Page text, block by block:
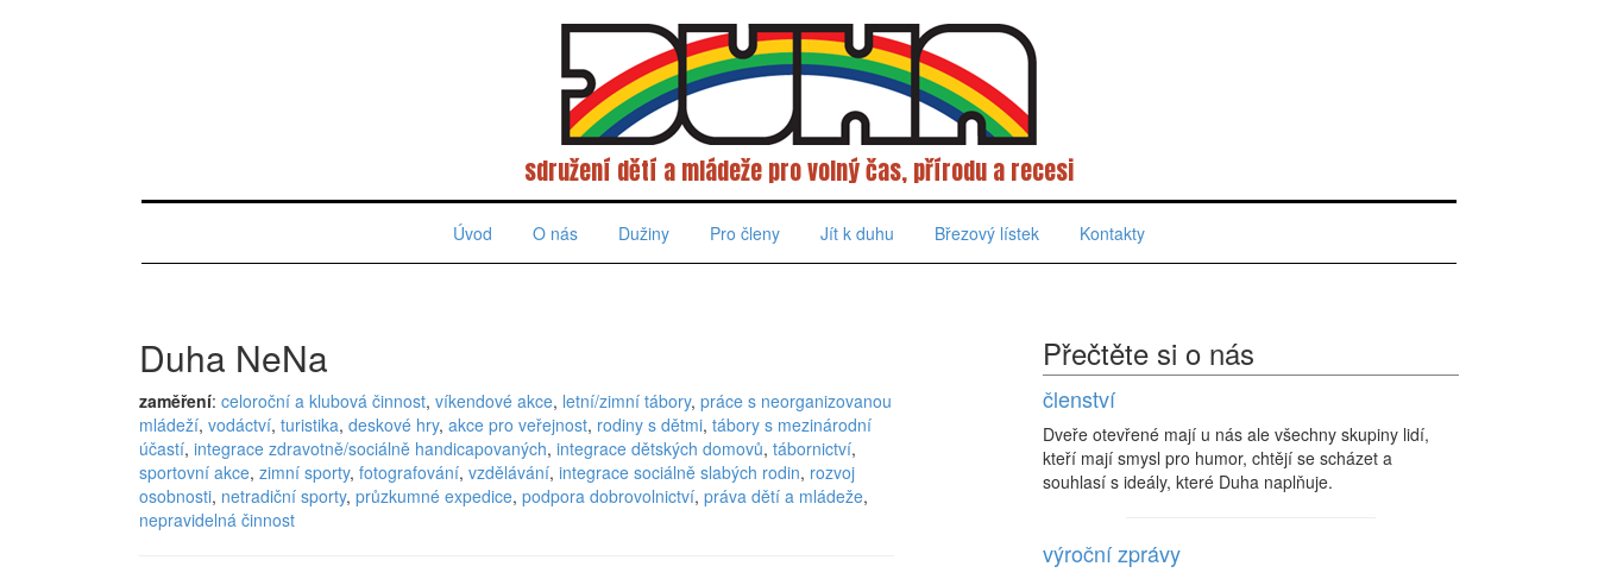
sdružení dětí a mládeže pro volný čas, přírodu a recesi
Úvod O nás Dužiny Pro členy Jít k duhu Březový lístek Kontakty
Duha NeNa
zaměření: celoroční a klubová činnost, víkendové akce, letní/zimní tábory, práce s neorganizovanou
mládeží, vodáctví, turistika, deskové hry, akce pro veřejnost, rodiny s dětmi, tábory s mezinárodní
účastí, integrace zdravotně/sociálně handicapovaných, integrace dětských domovů, tábornictví,
sportovní akce, zimní sporty, fotografování, vzdělávání, integrace sociálně slabých rodin, rozvoj
osobnosti, netradiční sporty, průzkumné expedice, podpora dobrovolnictví, práva dětí a mládeže,
nepravidelná činnost
Přečtěte si o nás
členství
Dveře otevřené mají u nás ale všechny skupiny lidí,
kteří mají smysl pro humor, chtějí se scházet a
souhlasí s ideály, které Duha naplňuje.
výroční zprávy